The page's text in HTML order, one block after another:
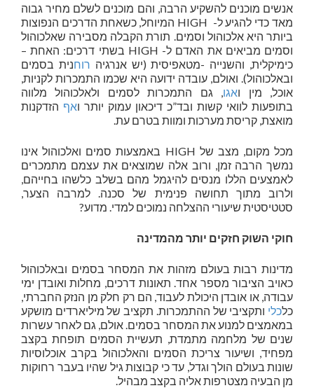
אנשים מוכנים להשקיע הרבה, והם מוכנים לשלם מחיר גבוה
מאד כדי להגיע ל- HIGH המיוחל, כשאחת הדרכים הנפוצות
ביותר היא אלכוהול וסמים. תורת הקבלה מסבירה שאלכוהול
וסמים מביאים את האדם ל- HIGH בשתי דרכים: האחת –
כימיקלית, והשנייה -מטאפיסית (יש אנרגיה רוחנית בסמים
ובאלכוהול). ואולם, עובדה ידועה היא שכמו התמכרות לקניות,
אוכל, מין ואגו, גם התמכרות לסמים ולאלכוהול מלווה
בתופעות לוואי קשות ובד”כ דיכאון עמוק יותר ואף הזדקנות
מואצת, קריסת מערכות ומוות בטרם עת.
מכל מקום, מצב של HIGH באמצעות סמים ואלכוהול אינו
נמשך הרבה זמן, ורוב אלה שמוצאים את עצמם מתמכרים
לאמצעים הללו מנסים להיגמל מהם בשלב כלשהו בחייהם,
ולרוב מתוך תחושה פנימית של סכנה. למרבה הצער,
סטטיסטית שיעורי ההצלחה נמוכים למדי. מדוע?
חוקי השוק חזקים יותר מהמדינה
מדינות רבות בעולם מזהות את המסחר בסמים ובאלכוהול
כאויב הציבור מספר אחד. תאונות דרכים, מחלות ואובדן ימי
עבודה, או אובדן היכולת לעבוד, הם רק חלק מן הנזק החברתי,
כלכלי ותקציבי של ההתמכרות. תקציב של מיליארדים מושקע
במאמצים למנוע את המסחר בסמים. אולם, גם לאחר עשרות
שנים של מלחמה מתמדת, תעשיית הסמים תופחת בקצב
מפחיד, ושיעור צריכת הסמים והאלכוהול בקרב אוכלוסיות
שונות בעולם הולך וגדל, עד כי קבוצות גיל שהיו בעבר רחוקות
מן הבעיה מצטרפות אליה בקצב מבהיל.